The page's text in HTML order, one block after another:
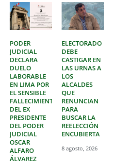
PODER
JUDICIAL
DECLARA
DUELO
LABORABLE
EN LIMA POR
EL SENSIBLE
FALLECIMIENTO
DEL EX
PRESIDENTE
DEL PODER
JUDICIAL
OSCAR
ALFARO
ÁLVAREZ
ELECTORADO
DEBE
CASTIGAR EN
LAS URNAS A
LOS
ALCALDES
QUE
RENUNCIAN
PARA
BUSCAR LA
REELECCIÓN
ENCUBIERTA
8 agosto, 2026